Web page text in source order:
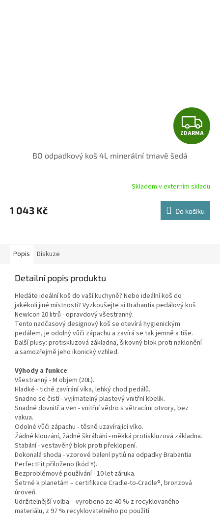
Z
D
R
M
A
ZDARMA
BO odpadkový koš 4L minerální tmavě šedá
Skladem v externím skladu
1 043 Kč Do košíku
Popis Diskuze
Detailní popis produktu
Hledáte ideální koš do vaší kuchyně? Nebo ideální koš do
jakékoli jiné místnosti? Vyzkoušejte si Brabantia pedálový koš
NewIcon 20 litrů - opravdový všestranný.
Tento nadčasový designový koš se otevírá hygienickým
pedálem, je odolný vůči zápachu a zavírá se tak jemně a tiše.
Další plusy: protiskluzová základna, šikovný blok proti naklonění
a samozřejmě jeho ikonický vzhled.
Výhody a funkce
Všestranný - M objem (20L).
Hladké - tiché zavírání víka, lehký chod pedálů.
Snadno se čistí - vyjímatelný plastový vnitřní kbelík.
Snadné dovnitř a ven - vnitřní vědro s větracími otvory, bez
vakua.
Odolné vůči zápachu - těsně uzavírající víko.
Žádné klouzání, žádné škrábání - měkká protiskluzová základna.
Stabilní - vestavěný blok proti překlopení.
Dokonalá shoda - vzorové balení pytlů na odpadky Brabantia
PerfectFit přiloženo (kód Y).
Bezproblémové používání - 10 let záruka.
Šetrné k planetám – certifikace Cradle-to-Cradle®, bronzová
úroveň.
Udržitelnější volba – vyrobeno ze 40 % z recyklovaného
materiálu, z 97 % recyklovatelného po použití.